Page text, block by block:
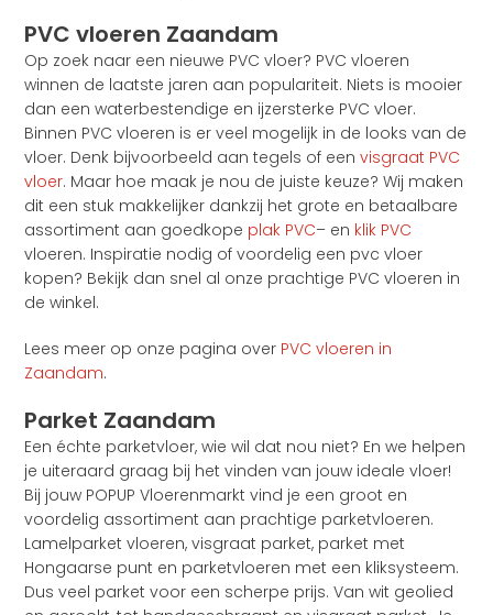
PVC vloeren Zaandam
Op zoek naar een nieuwe PVC vloer? PVC vloeren
winnen de laatste jaren aan populariteit. Niets is mooier
dan een waterbestendige en ijzersterke PVC vloer.
Binnen PVC vloeren is er veel mogelijk in de looks van de
vloer. Denk bijvoorbeeld aan tegels of een visgraat PVC
vloer. Maar hoe maak je nou de juiste keuze? Wij maken
dit een stuk makkelijker dankzij het grote en betaalbare
assortiment aan goedkope plak PVC– en klik PVC
vloeren. Inspiratie nodig of voordelig een pvc vloer
kopen? Bekijk dan snel al onze prachtige PVC vloeren in
de winkel.
Lees meer op onze pagina over PVC vloeren in
Zaandam.
Parket Zaandam
Een échte parketvloer, wie wil dat nou niet? En we helpen
je uiteraard graag bij het vinden van jouw ideale vloer!
Bij jouw POPUP Vloerenmarkt vind je een groot en
voordelig assortiment aan prachtige parketvloeren.
Lamelparket vloeren, visgraat parket, parket met
Hongaarse punt en parketvloeren met een kliksysteem.
Dus veel parket voor een scherpe prijs. Van wit geolied